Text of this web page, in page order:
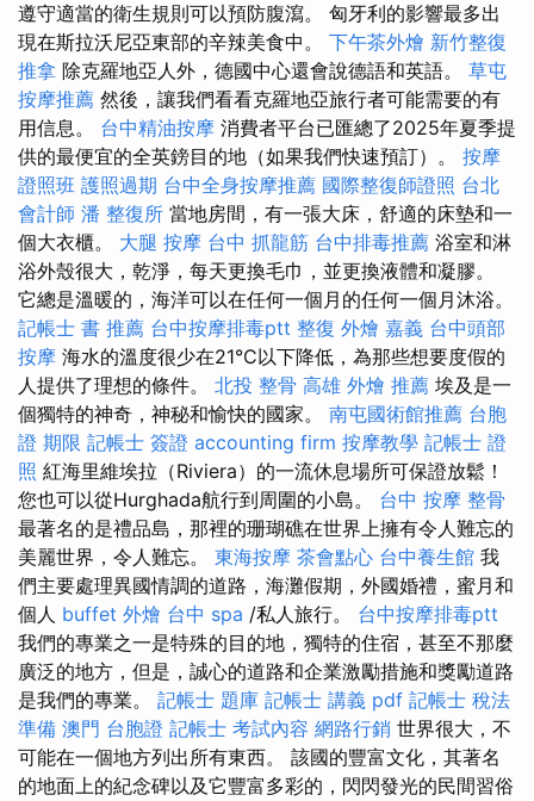
遵守適當的衛生規則可以預防腹瀉。 匈牙利的影響最多出
現在斯拉沃尼亞東部的辛辣美食中。 下午茶外燴 新竹整復
推拿 除克羅地亞人外，德國中心還會說德語和英語。 草屯
按摩推薦 然後，讓我們看看克羅地亞旅行者可能需要的有
用信息。 台中精油按摩 消費者平台已匯總了2025年夏季提
供的最便宜的全英鎊目的地（如果我們快速預訂）。 按摩
證照班 護照過期 台中全身按摩推薦 國際整復師證照 台北
會計師 潘 整復所 當地房間，有一張大床，舒適的床墊和一
個大衣櫃。 大腿 按摩 台中 抓龍筋 台中排毒推薦 浴室和淋
浴外殼很大，乾淨，每天更換毛巾，並更換液體和凝膠。
它總是溫暖的，海洋可以在任何一個月的任何一個月沐浴。
記帳士 書 推薦 台中按摩排毒ptt 整復 外燴 嘉義 台中頭部
按摩 海水的溫度很少在21°C以下降低，為那些想要度假的
人提供了理想的條件。 北投 整骨 高雄 外燴 推薦 埃及是一
個獨特的神奇，神秘和愉快的國家。 南屯國術館推薦 台胞
證 期限 記帳士 簽證 accounting firm 按摩教學 記帳士 證
照 紅海里維埃拉（Riviera）的一流休息場所可保證放鬆！
您也可以從Hurghada航行到周圍的小島。 台中 按摩 整骨
最著名的是禮品島，那裡的珊瑚礁在世界上擁有令人難忘的
美麗世界，令人難忘。 東海按摩 茶會點心 台中養生館 我
們主要處理異國情調的道路，海灘假期，外國婚禮，蜜月和
個人 buffet 外燴 台中 spa /私人旅行。 台中按摩排毒ptt
我們的專業之一是特殊的目的地，獨特的住宿，甚至不那麼
廣泛的地方，但是，誠心的道路和企業激勵措施和獎勵道路
是我們的專業。 記帳士 題庫 記帳士 講義 pdf 記帳士 稅法
準備 澳門 台胞證 記帳士 考試內容 網路行銷 世界很大，不
可能在一個地方列出所有東西。 該國的豐富文化，其著名
的地面上的紀念碑以及它豐富多彩的，閃閃發光的民間習俗